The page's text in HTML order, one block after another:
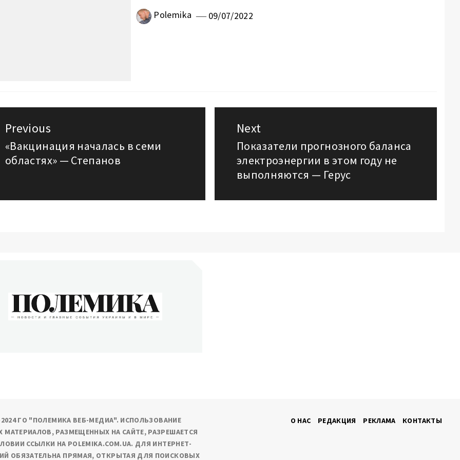
Polemika 09/07/2022
Previous
Previous
post:
«Вакцинация началась в семи
областях» — Степанов
Next
Next
post:
Показатели прогнозного баланса
электроэнергии в этом году не
выполняются — Герус
2024 ГО "ПОЛЕМИКА ВЕБ-МЕДИА". ИСПОЛЬЗОВАНИЕ
РАЗМЕЩЕННЫХ НА САЙТЕ, РАЗРЕШАЕТСЯ
ССЫЛКИ НА POLEMIKA.COM.UA. ДЛЯ ИНТЕРНЕТ-
ОБЯЗАТЕЛЬНА ПРЯМАЯ, ОТКРЫТАЯ ДЛЯ ПОИСКОВЫХ
О НАС РЕДАКЦИЯ РЕКЛАМА КОНТАКТЫ